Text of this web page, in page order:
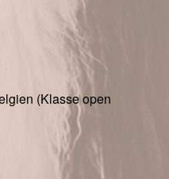
(Klasse open